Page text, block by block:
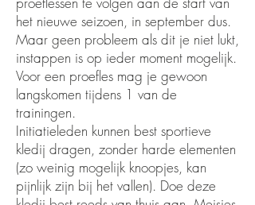
het nieuwe seizoen, in september dus.
Maar geen probleem als dit je niet lukt,
instappen is op ieder moment mogelijk.
Voor een proefles mag je gewoon
langskomen tijdens 1 van de
trainingen.
Initiatieleden kunnen best sportieve
kledij dragen, zonder harde elementen
(zo weinig mogelijk knoopjes, kan
pijnlijk zijn bij het vallen). Doe deze